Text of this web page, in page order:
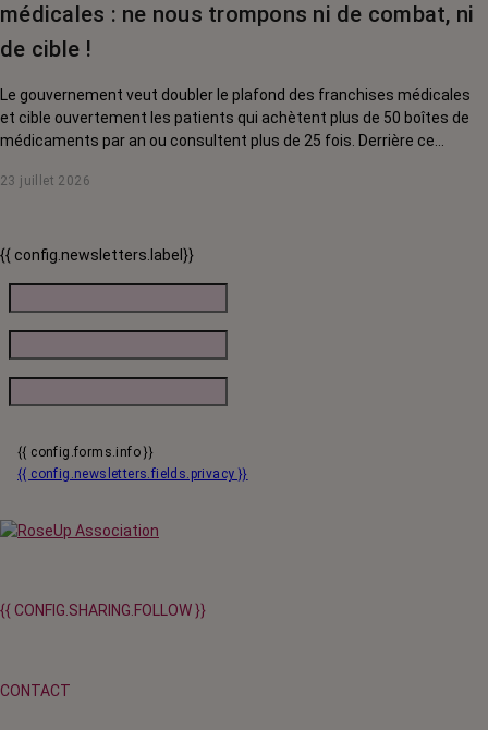
médicales : ne nous trompons ni de combat, ni
de cible !
Le gouvernement veut doubler le plafond des franchises médicales
et cible ouvertement les patients qui achètent plus de 50 boîtes de
médicaments par an ou consultent plus de 25 fois. Derrière ce
chroniques, et en premier lieu les personnes touchées par un cancer,
23 juillet 2026
{{ config.newsletters.label}}
{{ config.forms.info }}
{{ config.newsletters.fields.privacy }}
{{ CONFIG.SHARING.FOLLOW }}
CONTACT